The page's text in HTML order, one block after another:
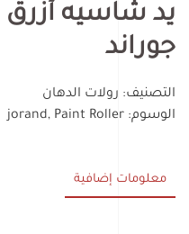
جوراند
التصنيف: رولات الدهان
الوسوم:
jorand, Paint Roller
معلومات إضافية